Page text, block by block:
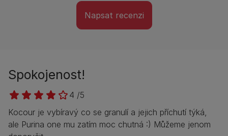
Napsat recenzi
Spokojenost!
4 /5
Kocour je vybíravý co se granulí a jejich příchutí týká,
ale Purina one mu zatím moc chutná :) Můžeme jenom